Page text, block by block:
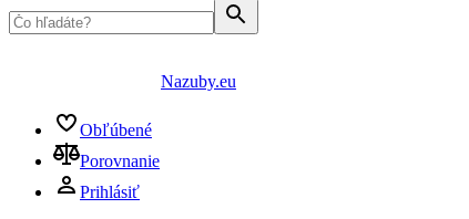
Nazuby.eu
Obľúbené
Porovnanie
Prihlásiť